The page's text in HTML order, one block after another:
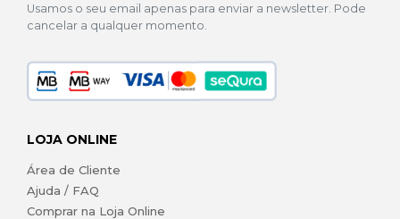
Usamos o seu email apenas para enviar a newsletter. Pode
cancelar a qualquer momento.
LOJA ONLINE
Área de Cliente
Ajuda / FAQ
Comprar na Loja Online